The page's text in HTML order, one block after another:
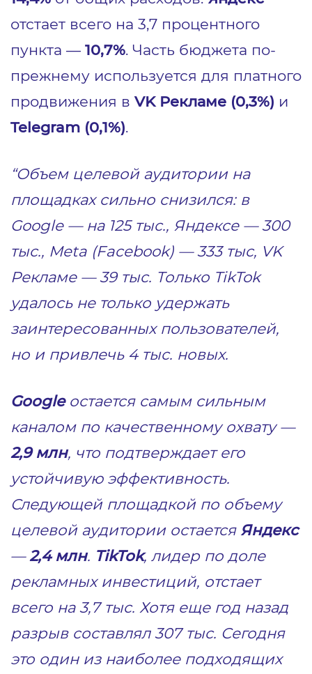
отстает всего на 3,7 процентного
пункта — 10,7%. Часть бюджета по-
прежнему используется для платного
продвижения в VK Рекламе (0,3%) и
Telegram (0,1%).
“Объем целевой аудитории на
площадках сильно снизился: в
Google — на 125 тыс., Яндексе — 300
тыс., Meta (Facebook) — 333 тыс, VK
Рекламе — 39 тыс. Только TikTok
удалось не только удержать
заинтересованных пользователей,
но и привлечь 4 тыс. новых.
Googleостается самым сильным
каналом по качественному охвату —
2,9 млн, что подтверждает его
устойчивую эффективность.
Следующей площадкой по объему
целевой аудитории остается Яндекс
—2,4 млн. TikTok, лидер по доле
рекламных инвестиций, отстает
всего на 3,7 тыс. Хотя еще год назад
разрыв составлял 307 тыс. Сегодня
это один из наиболее подходящих